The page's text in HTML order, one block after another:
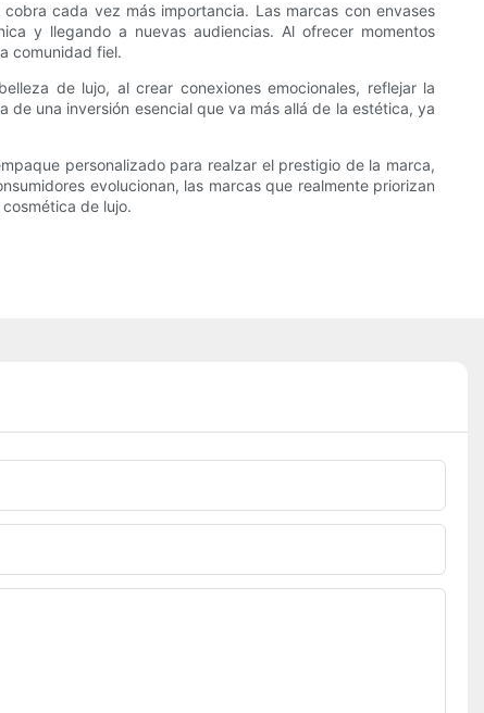
cada vez más importancia. Las marcas con envases
y llegando a nuevas audiencias. Al ofrecer momentos
comunidad fiel.
de lujo, al crear conexiones emocionales, reflejar la
una inversión esencial que va más allá de la estética, ya
personalizado para realzar el prestigio de la marca,
evolucionan, las marcas que realmente priorizan
de lujo.